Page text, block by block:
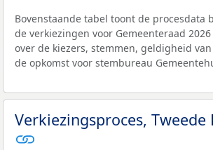
Bovenstaande tabel toont de procesdata
de verkiezingen voor Gemeenteraad
over de kiezers, stemmen, geldigheid
de opkomst voor stembureau
Verkiezingsproces, Tweede